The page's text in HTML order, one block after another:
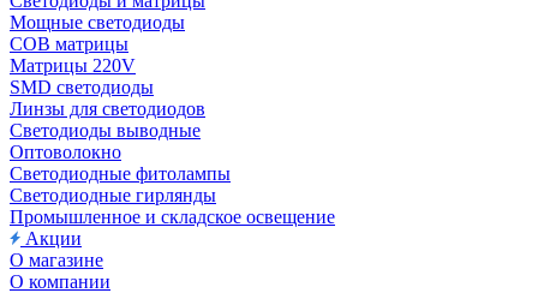
Мощные светодиоды
COB матрицы
Матрицы 220V
SMD светодиоды
Линзы для светодиодов
Светодиоды выводные
Оптоволокно
Светодиодные фитолампы
Светодиодные гирлянды
Промышленное и складское освещение
Акции
О магазине
О компании